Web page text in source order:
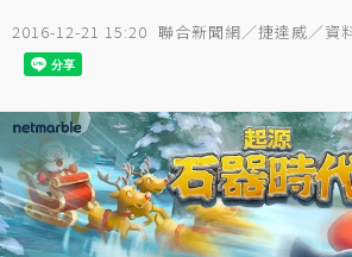
2016-12-21 15:20 聯合新聞網／捷達威／資